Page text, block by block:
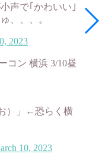
声で｢かわいい｣
、、、。
2023
コン 横浜 3/10昼
お）」←恐らく横
10, 2023